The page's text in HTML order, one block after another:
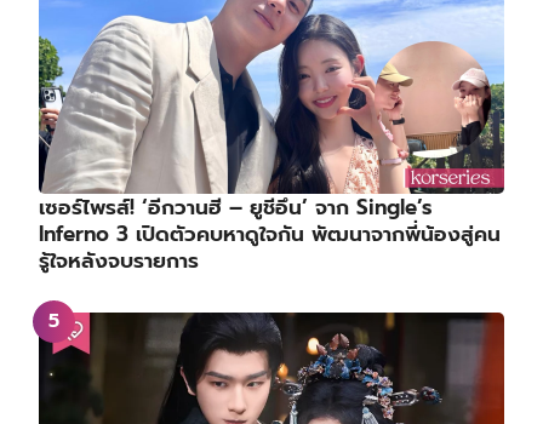
เซอร์ไพรส์! ‘อีกวานฮี – ยูชีอึน’ จาก Single’s
Inferno 3 เปิดตัวคบหาดูใจกัน พัฒนาจากพี่น้องสู่คน
รู้ใจหลังจบรายการ